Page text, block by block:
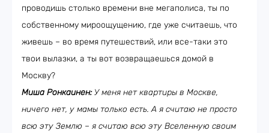
проводишь столько времени вне мегаполиса, ты по
собственному мироощущению, где уже считаешь, что
живешь – во время путешествий, или все-таки это
твои вылазки, а ты вот возвращаешься домой в
Москву?
Миша Ронкаинен:У меня нет квартиры в Москве,
ничего нет, у мамы только есть. А я считаю не просто
всю эту Землю – я считаю всю эту Вселенную своим